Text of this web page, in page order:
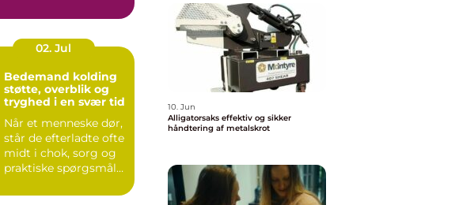
holder til v...
02. Jul
Bedemand kolding
støtte, overblik og
tryghed i en svær tid
Når et menneske dør,
står de efterladte ofte
midt i chok, sorg og
praktiske spørgsmål
10. Jun
Alligatorsaks effektiv og sikker
håndtering af metalskrot